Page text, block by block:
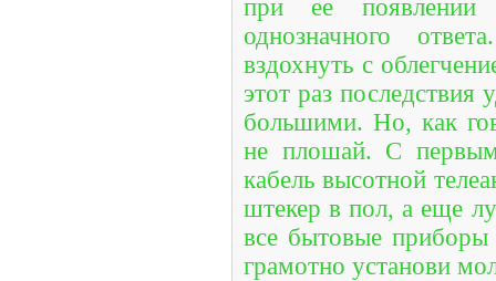
при ее
однозначного
вздохнуть с
этот раз последствия
большими. Но, как
не плошай. С
кабель высотной
штекер в пол, а еще
все бытовые приборы
грамотно установи